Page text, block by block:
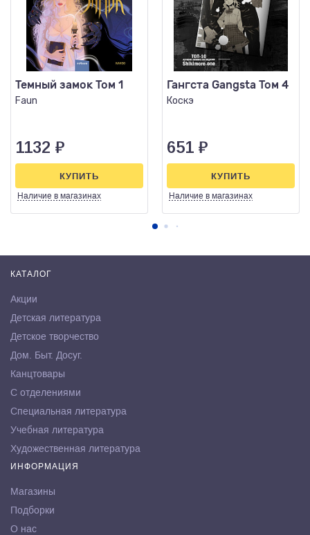
Темный замок Том 1
Faun
1132 ₽
Наличие в магазинах
КУПИТЬ
Гангста Gangsta Том 4
Коскэ
651 ₽
Наличие в магазинах
КУПИТЬ
КАТАЛОГ
Акции
Детская литература
Детское творчество
Дом. Быт. Досуг.
Канцтовары
С отделениями
Специальная литература
Учебная литература
Художественная литература
ИНФОРМАЦИЯ
Магазины
Подборки
О нас